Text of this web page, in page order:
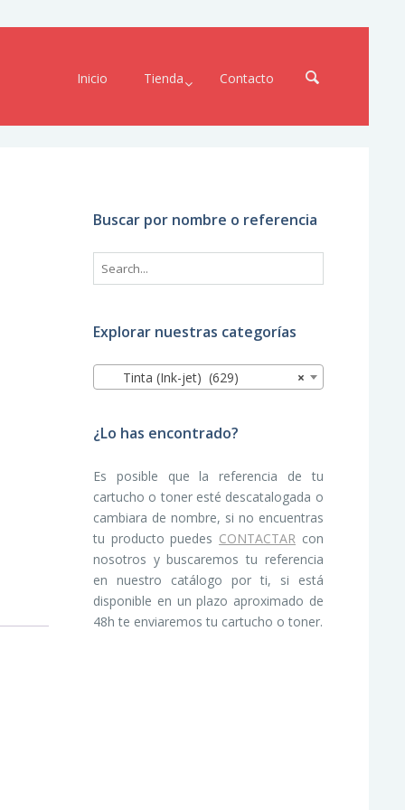
Inicio Tienda Contacto
Buscar por nombre o referencia
Explorar nuestras categorías
×
Tinta (Ink-jet) (629)
¿Lo has encontrado?
Es posible que la referencia de tu
cartucho o toner esté descatalogada o
cambiara de nombre, si no encuentras
tu producto puedes CONTACTAR con
nosotros y buscaremos tu referencia
en nuestro catálogo por ti, si está
disponible en un plazo aproximado de
48h te enviaremos tu cartucho o toner.